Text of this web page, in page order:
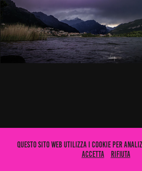
Questo sito web utilizza i cookie per
Accetta
Rifiuta